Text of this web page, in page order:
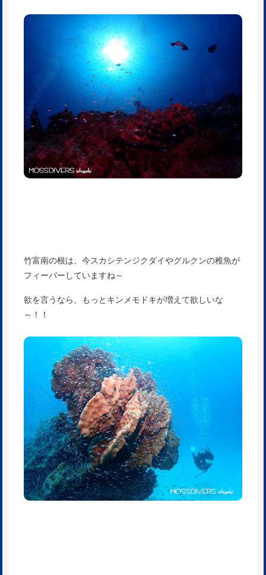
竹富南の根は、今スカシテンジクダイやグルクンの稚魚が
フィーバーしていますね～
欲を言うなら、もっとキンメモドキが増えて欲しいな
～！！